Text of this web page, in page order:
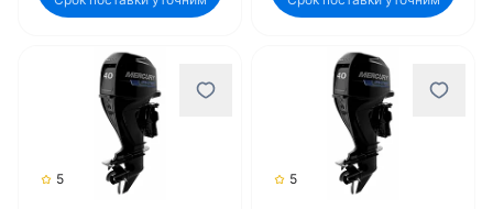
5 5